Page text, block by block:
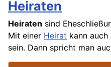
Heiraten
Heiraten sind
Mit einer Heirat kann
sein. Dann spricht man